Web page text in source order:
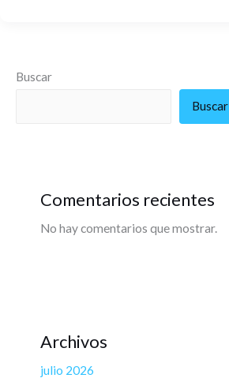
Buscar
Buscar
Comentarios recientes
No hay comentarios que mostrar.
Archivos
julio 2026